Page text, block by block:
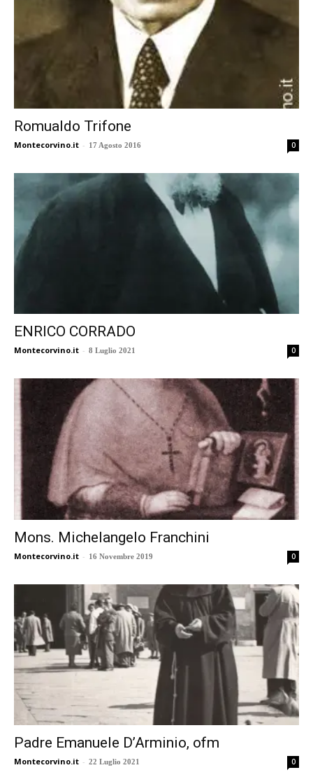
Romualdo Trifone
Montecorvino.it - 17 Agosto 2016 0
ENRICO CORRADO
Montecorvino.it - 8 Luglio 2021 0
Mons. Michelangelo Franchini
Montecorvino.it - 16 Novembre 2019 0
Padre Emanuele D’Arminio, ofm
Montecorvino.it - 22 Luglio 2021 0